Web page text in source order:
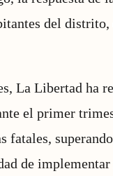
del
La Libertad ha
el primer
fatales,
de